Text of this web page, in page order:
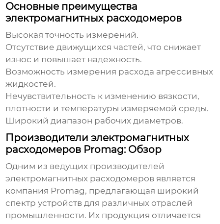
Основные преимущества
электромагнитных расходомеров
Высокая точность измерений.
Отсутствие движущихся частей, что снижает
износ и повышает надежность.
Возможность измерения расхода агрессивных
жидкостей.
Нечувствительность к изменению вязкости,
плотности и температуры измеряемой среды.
Широкий диапазон рабочих диаметров.
Производители электромагнитных
расходомеров Promag: Обзор
Одним из ведущих производителей
электромагнитных расходомеров является
компания Promag, предлагающая широкий
спектр устройств для различных отраслей
промышленности. Их продукция отличается